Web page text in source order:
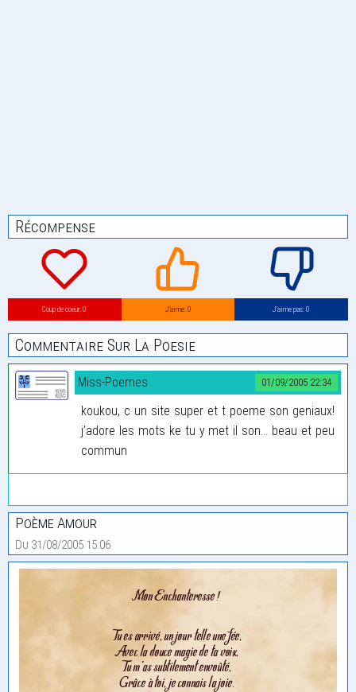
Récompense
Coup de coeur: 0 J’aime: 0 J’aime pas: 0
Commentaire Sur La Poesie
01/09/2005 22:34
Miss-Poemes
koukou, c un site super et t poeme son geniaux!
j’adore les mots ke tu y met il son... beau et peu
commun
Poème Amour
Du 31/08/2005 15:06